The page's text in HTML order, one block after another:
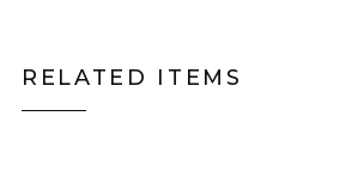
RELATED ITEMS